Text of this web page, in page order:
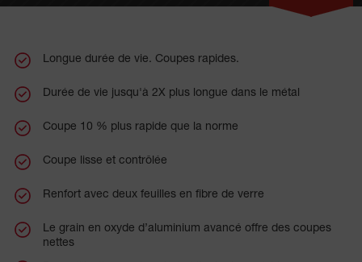
Longue durée de vie. Coupes rapides.
Durée de vie jusqu'à 2X plus longue dans le métal
Coupe 10 % plus rapide que la norme
Coupe lisse et contrôlée
Renfort avec deux feuilles en fibre de verre
Le grain en oxyde d’aluminium avancé offre des coupes
nettes